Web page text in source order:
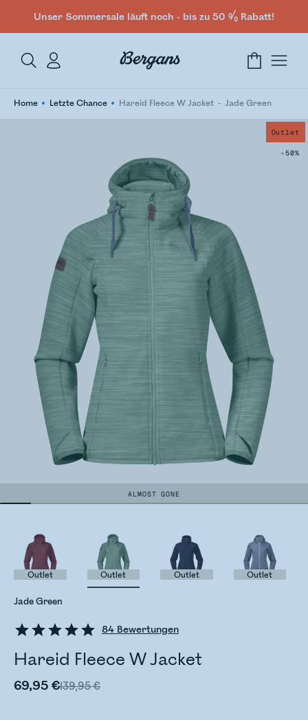
Unser Sommersale läuft noch - bis zu 50 % Rabatt!
Home Letzte Chance Hareid Fleece W Jacket Jade Green
Outlet
-50%
ALMOST GONE
84 Bewertungen
Hareid Fleece W Jacket
69,95 €139,95 €
Jade Green
Outlet Outlet Outlet Outlet